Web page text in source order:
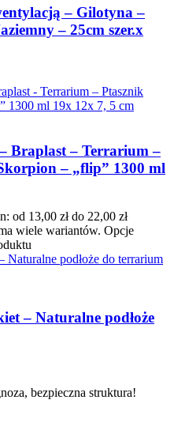
– Gilotyna –
– 25cm szer.x
Braplast – Terrarium –
– „flip” 1300 ml
od 13,00 zł do 22,00 zł
wiele wariantów. Opcje
– Naturalne podłoże
bezpieczna struktura!